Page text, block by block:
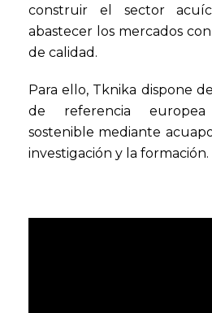
construir el sector
abastecer los mercados
de calidad.
Para ello, Tknika dispone
de referencia
sostenible mediante
investigación y la formación.